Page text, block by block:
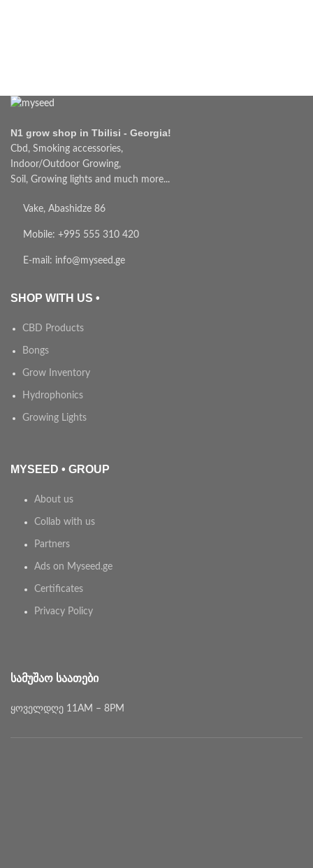
N1 grow shop in Tbilisi - Georgia!
Cbd, Smoking accessories,
Indoor/Outdoor Growing,
Soil, Growing lights and much more...
Vake, Abashidze 86
Mobile: +995 555 310 420
E-mail: info@myseed.ge
SHOP WITH US •
CBD Products
Bongs
Grow Inventory
Hydrophonics
Growing Lights
MYSEED • GROUP
About us
Collab with us
Partners
Ads on Myseed.ge
Certificates
Privacy Policy
ᲡᲐᲛᲣᲨᲐᲝ ᲡᲐᲐᲗᲔᲑᲘ
ყოველდღე 11AM – 8PM